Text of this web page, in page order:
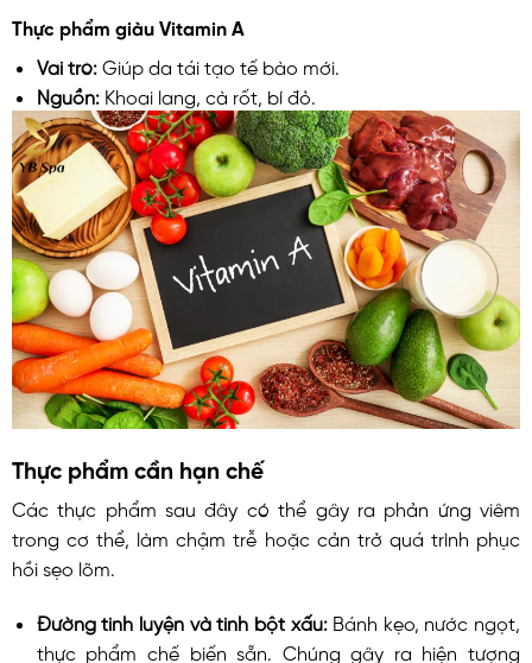
Thực phẩm giàu Vitamin A
Vai trò: Giúp da tái tạo tế bào mới.
Nguồn: Khoai lang, cà rốt, bí đỏ.
Thực phẩm cần hạn chế
Các thực phẩm sau đây có thể gây ra phản ứng viêm
trong cơ thể, làm chậm trễ hoặc cản trở quá trình phục
hồi sẹo lõm.
Đường tinh luyện và tinh bột xấu: Bánh kẹo, nước ngọt,
thực phẩm chế biến sẵn. Chúng gây ra hiện tượng